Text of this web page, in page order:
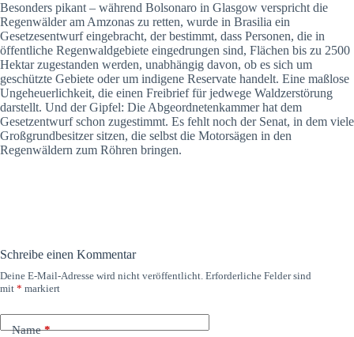
Besonders pikant – während Bolsonaro in Glasgow verspricht die
Regenwälder am Amzonas zu retten, wurde in Brasilia ein
Gesetzesentwurf eingebracht, der bestimmt, dass Personen, die in
öffentliche Regenwaldgebiete eingedrungen sind, Flächen bis zu 2500
Hektar zugestanden werden, unabhängig davon, ob es sich um
geschützte Gebiete oder um indigene Reservate handelt. Eine maßlose
Ungeheuerlichkeit, die einen Freibrief für jedwege Waldzerstörung
darstellt. Und der Gipfel: Die Abgeordnetenkammer hat dem
Gesetzentwurf schon zugestimmt. Es fehlt noch der Senat, in dem viele
Großgrundbesitzer sitzen, die selbst die Motorsägen in den
Regenwäldern zum Röhren bringen.
Schreibe einen Kommentar
Deine E-Mail-Adresse wird nicht veröffentlicht. Erforderliche Felder sind
mit * markiert
Name*